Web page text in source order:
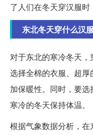
了人们在冬天穿汉服时
东北冬天穿什么汉
对于东北的寒冷冬天
选择全棉的衣服、超
加保暖性。同时，要
寒冷的冬天保持体温。
根据气象数据分析，在